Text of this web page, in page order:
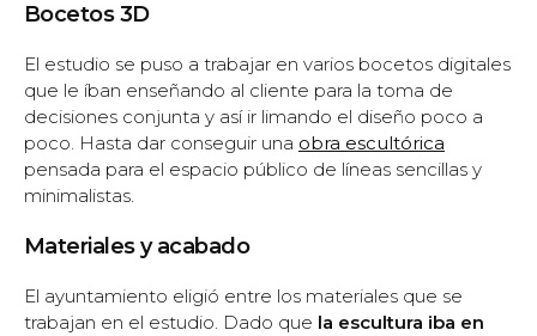
Bocetos 3D
El estudio se puso a trabajar en varios bocetos digitales
que le íban enseñando al cliente para la toma de
decisiones conjunta y así ir limando el diseño poco a
poco. Hasta dar conseguir una obra escultórica
pensada para el espacio público de líneas sencillas y
minimalistas.
Materiales y acabado
El ayuntamiento eligió entre los materiales que se
trabajan en el estudio. Dado que la escultura iba en